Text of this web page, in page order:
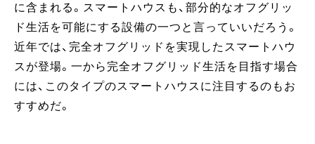
に含まれる。スマートハウスも、部分的なオフグリッ
ド生活を可能にする設備の一つと言っていいだろう。
近年では、完全オフグリッドを実現したスマートハウ
スが登場。一から完全オフグリッド生活を目指す場合
には、このタイプのスマートハウスに注目するのもお
すすめだ。